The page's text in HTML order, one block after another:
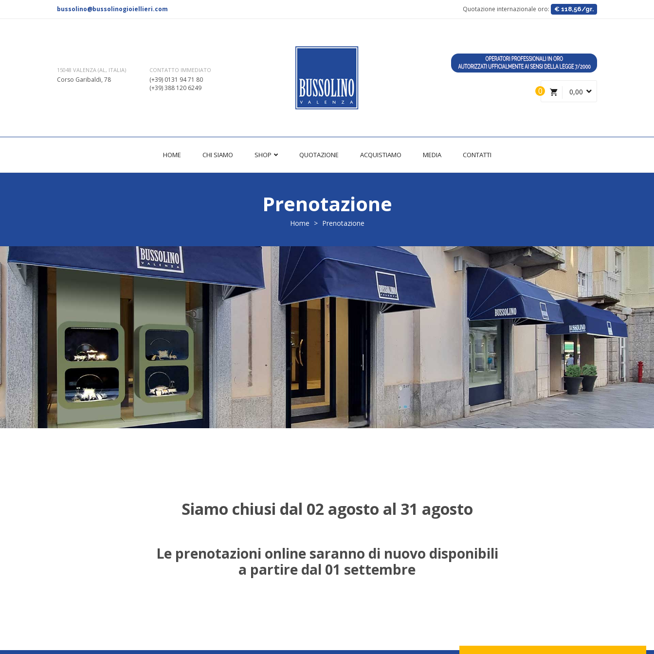
bussolino@bussolinogioiellieri.com Quotazione internazionale oro: € 118,56/gr.
15048 VALENZA (AL, ITALIA)
Corso Garibaldi, 78
CONTATTO IMMEDIATO
(+39) 0131 94 71 80
(+39) 388 120 6249
0,00
0
HOME CHI SIAMO SHOP QUOTAZIONE ACQUISTIAMO MEDIA CONTATTI
Prenotazione
Home > Prenotazione
Siamo chiusi dal 02 agosto al 31 agosto
Le prenotazioni online saranno di nuovo disponibili
a partire dal 01 settembre